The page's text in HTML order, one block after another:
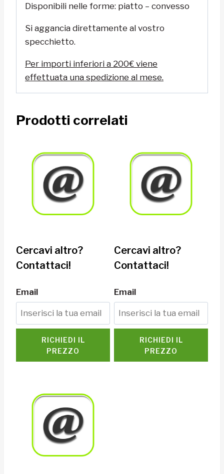
Disponibili nelle forme: piatto – convesso
Si aggancia direttamente al vostro
specchietto.
Per importi inferiori a 200€ viene
effettuata una spedizione al mese.
Prodotti correlati
Cercavi altro?
Contattaci!
Email
RICHIEDI IL
PREZZO
Cercavi altro?
Contattaci!
Email
RICHIEDI IL
PREZZO